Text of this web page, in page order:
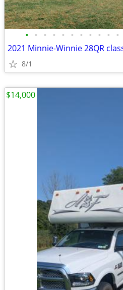
• • • • • • • • • • •
2021 Minnie-Winnie 28QR
8/1
$14,000